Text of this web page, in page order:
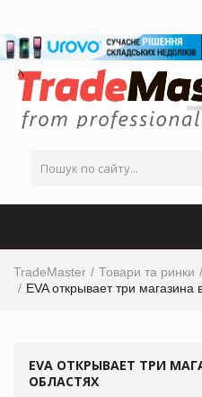
TradeMaster Товари та ринки
EVA открывает три магазина
EVA ОТКРЫВАЕТ ТРИ
ОБЛАСТЯХ